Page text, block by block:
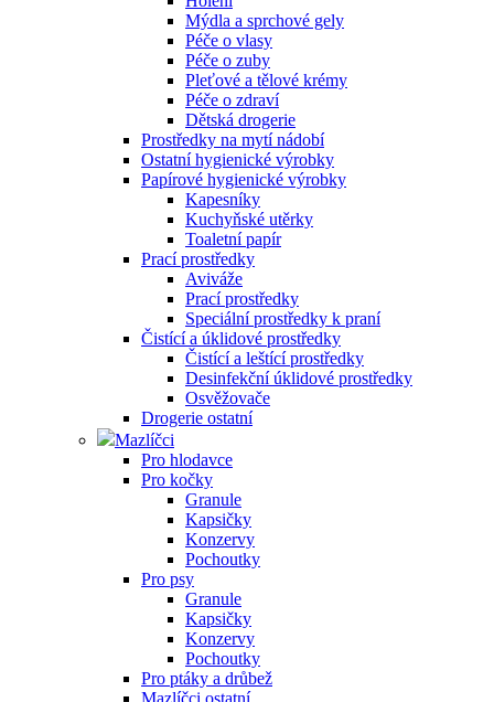
Mýdla a sprchové gely
Péče o vlasy
Péče o zuby
Pleťové a tělové krémy
Péče o zdraví
Dětská drogerie
Prostředky na mytí nádobí
Ostatní hygienické výrobky
Papírové hygienické výrobky
Kapesníky
Kuchyňské utěrky
Toaletní papír
Prací prostředky
Aviváže
Prací prostředky
Speciální prostředky k praní
Čistící a úklidové prostředky
Čistící a leštící prostředky
Desinfekční úklidové prostředky
Osvěžovače
Drogerie ostatní
Mazlíčci
Pro hlodavce
Pro kočky
Granule
Kapsičky
Konzervy
Pochoutky
Pro psy
Granule
Kapsičky
Konzervy
Pochoutky
Pro ptáky a drůbež
Mazlíčci ostatní